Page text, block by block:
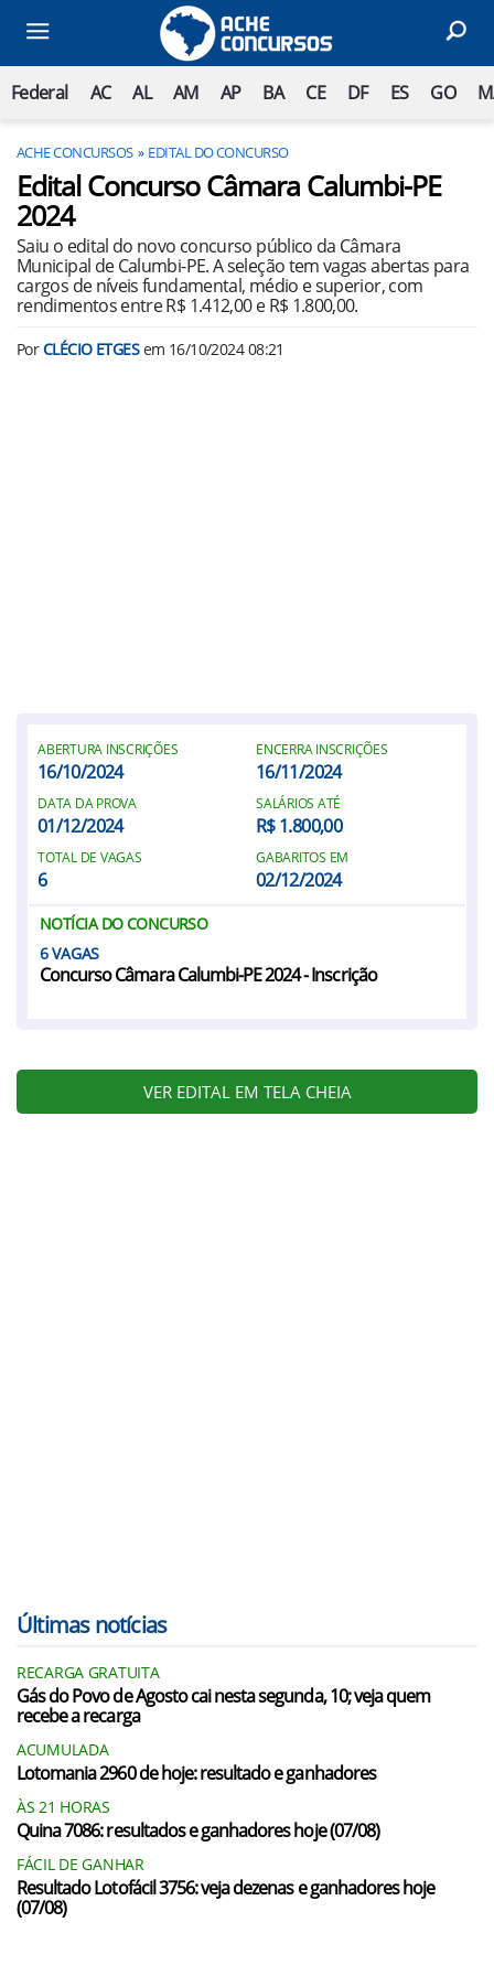
Federal AC AL AM AP BA CE DF ES GO
ACHE CONCURSOS EDITAL DO CONCURSO
Edital Concurso Câmara Calumbi-PE
2024
Saiu o edital do novo concurso público da Câmara
Municipal de Calumbi-PE. A seleção tem vagas abertas para
cargos de níveis fundamental, médio e superior, com
rendimentos entre R$ 1.412,00 e R$ 1.800,00.
PorCLÉCIO ETGESem 16/10/2024 08:21
ABERTURA INSCRIÇÕES
16/10/2024
ENCERRA INSCRIÇÕES
16/11/2024
DATA DA PROVA
01/12/2024
SALÁRIOS ATÉ
R$ 1.800,00
TOTAL DE VAGAS
6
GABARITOS EM
02/12/2024
NOTÍCIA DO CONCURSO
6
Concurso Câmara Calumbi-PE 2024 - Inscrição
VER EDITAL EM TELA CHEIA
Últimas notícias
RECARGA GRATUITA
Gás do Povo de Agosto cai nesta segunda, 10; veja quem
recebe a recarga
ACUMULADA
Lotomania 2960 de hoje: resultado e ganhadores
ÀS 21 HORAS
Quina 7086: resultados e ganhadores hoje (07/08)
FÁCIL DE GANHAR
Resultado Lotofácil 3756: veja dezenas e ganhadores hoje
(07/08)